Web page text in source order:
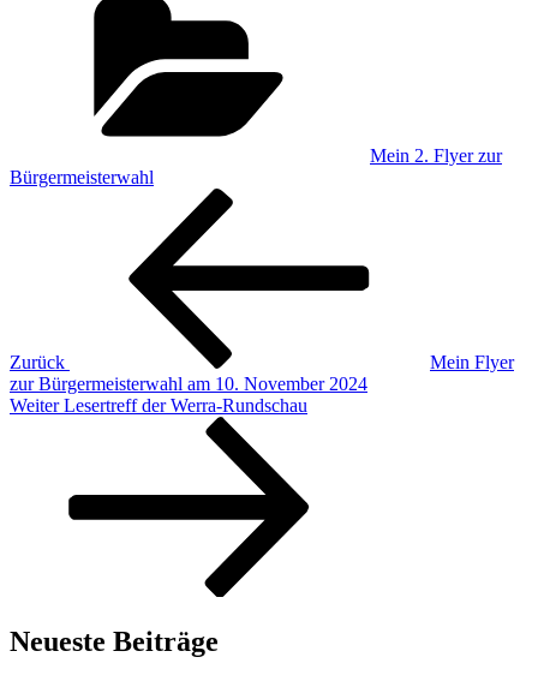
Mein 2. Flyer zur
Bürgermeisterwahl
Beitragsnavigation
Zurück
Mein Flyer
zur Bürgermeisterwahl am 10. November 2024
Nächster
Weiter Lesertreff der Werra-Rundschau
Neueste Beiträge